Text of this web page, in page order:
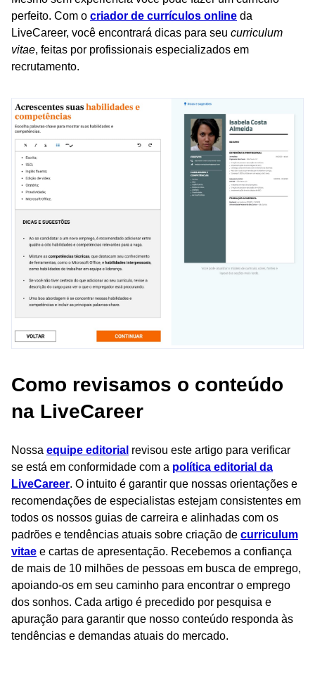
perfeito. Com o criador de currículos online da
LiveCareer, você encontrará dicas para seu curriculum
vitae, feitas por profissionais especializados em
recrutamento.
Como revisamos o conteúdo
na LiveCareer
Nossa equipe editorial revisou este artigo para verificar
se está em conformidade com a política editorial da
LiveCareer. O intuito é garantir que nossas orientações e
recomendações de especialistas estejam consistentes em
todos os nossos guias de carreira e alinhadas com os
padrões e tendências atuais sobre criação de curriculum
vitae e cartas de apresentação. Recebemos a confiança
de mais de 10 milhões de pessoas em busca de emprego,
apoiando-os em seu caminho para encontrar o emprego
dos sonhos. Cada artigo é precedido por pesquisa e
apuração para garantir que nosso conteúdo responda às
tendências e demandas atuais do mercado.